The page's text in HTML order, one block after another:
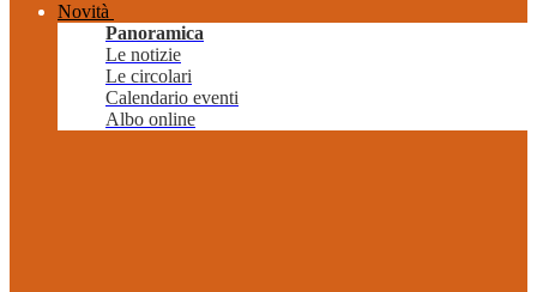
Novità
Panoramica
Le notizie
Le circolari
Calendario eventi
Albo online